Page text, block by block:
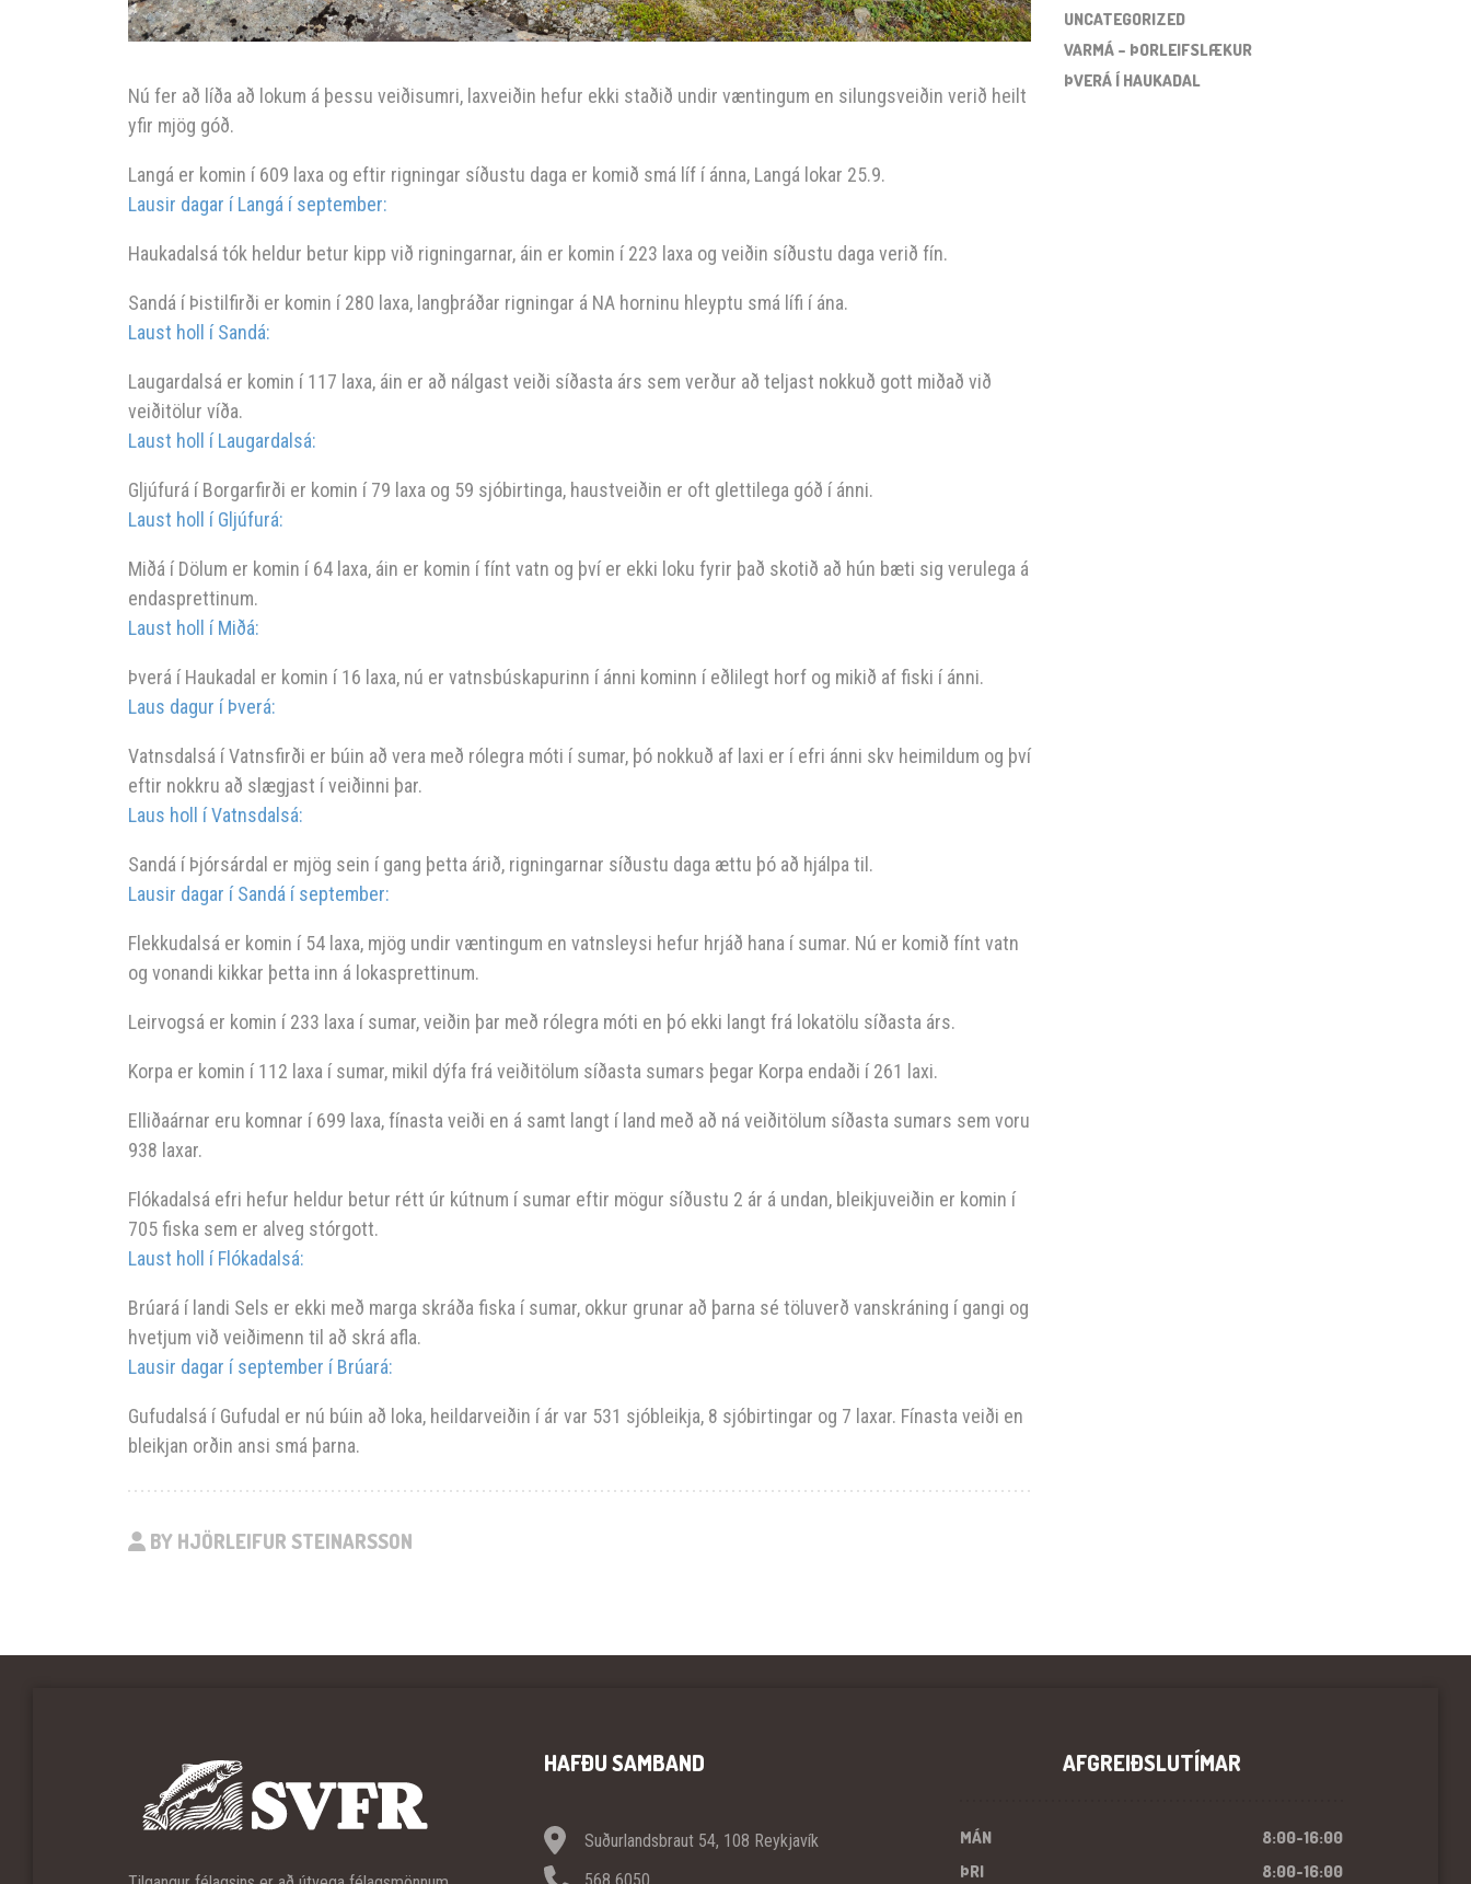
Nú fer að líða að lokum á þessu veiðisumri, laxveiðin hefur ekki staðið undir væntingum en silungsveiðin verið heilt
yfir mjög góð.
Langá er komin í 609 laxa og eftir rigningar síðustu daga er komið smá líf í ánna, Langá lokar 25.9.
Lausir dagar í Langá í september:
Haukadalsá tók heldur betur kipp við rigningarnar, áin er komin í 223 laxa og veiðin síðustu daga verið fín.
Sandá í Þistilfirði er komin í 280 laxa, langþráðar rigningar á NA horninu hleyptu smá lífi í ána.
Laust holl í Sandá:
Laugardalsá er komin í 117 laxa, áin er að nálgast veiði síðasta árs sem verður að teljast nokkuð gott miðað við
veiðitölur víða.
Laust holl í Laugardalsá:
Gljúfurá í Borgarfirði er komin í 79 laxa og 59 sjóbirtinga, haustveiðin er oft glettilega góð í ánni.
Laust holl í Gljúfurá:
Miðá í Dölum er komin í 64 laxa, áin er komin í fínt vatn og því er ekki loku fyrir það skotið að hún bæti sig verulega á
endasprettinum.
Laust holl í Miðá:
Þverá í Haukadal er komin í 16 laxa, nú er vatnsbúskapurinn í ánni kominn í eðlilegt horf og mikið af fiski í ánni.
Laus dagur í Þverá:
Vatnsdalsá í Vatnsfirði er búin að vera með rólegra móti í sumar, þó nokkuð af laxi er í efri ánni skv heimildum og því
eftir nokkru að slægjast í veiðinni þar.
Laus holl í Vatnsdalsá:
Sandá í Þjórsárdal er mjög sein í gang þetta árið, rigningarnar síðustu daga ættu þó að hjálpa til.
Lausir dagar í Sandá í september:
Flekkudalsá er komin í 54 laxa, mjög undir væntingum en vatnsleysi hefur hrjáð hana í sumar. Nú er komið fínt vatn
og vonandi kikkar þetta inn á lokasprettinum.
Leirvogsá er komin í 233 laxa í sumar, veiðin þar með rólegra móti en þó ekki langt frá lokatölu síðasta árs.
Korpa er komin í 112 laxa í sumar, mikil dýfa frá veiðitölum síðasta sumars þegar Korpa endaði í 261 laxi.
Elliðaárnar eru komnar í 699 laxa, fínasta veiði en á samt langt í land með að ná veiðitölum síðasta sumars sem voru
938 laxar.
Flókadalsá efri hefur heldur betur rétt úr kútnum í sumar eftir mögur síðustu 2 ár á undan, bleikjuveiðin er komin í
705 fiska sem er alveg stórgott.
Laust holl í Flókadalsá:
Brúará í landi Sels er ekki með marga skráða fiska í sumar, okkur grunar að þarna sé töluverð vanskráning í gangi og
hvetjum við veiðimenn til að skrá afla.
Lausir dagar í september í Brúará:
Gufudalsá í Gufudal er nú búin að loka, heildarveiðin í ár var 531 sjóbleikja, 8 sjóbirtingar og 7 laxar. Fínasta veiði en
bleikjan orðin ansi smá þarna.
BY HJÖRLEIFUR STEINARSSON
UNCATEGORIZED
VARMÁ – ÞORLEIFSLÆKUR
ÞVERÁ Í HAUKADAL
HAFÐU SAMBAND
Suðurlandsbraut 54, 108 Reykjavík
AFGREIÐSLUTÍMAR
MÁN
8:00-16:00
ÞRI
8:00-16:00